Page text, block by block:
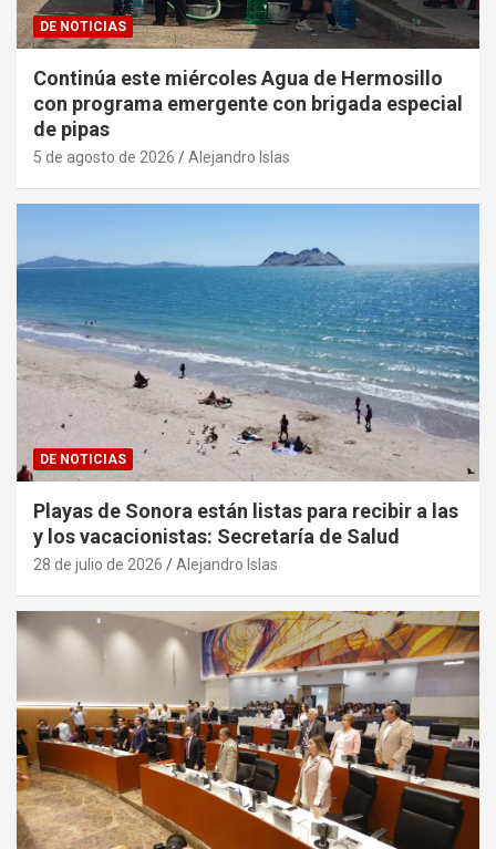
DE NOTICIAS
Continúa este miércoles Agua de Hermosillo
con programa emergente con brigada especial
de pipas
5 de agosto de 2026 Alejandro Islas
DE NOTICIAS
Playas de Sonora están listas para recibir a las
y los vacacionistas: Secretaría de Salud
28 de julio de 2026 Alejandro Islas